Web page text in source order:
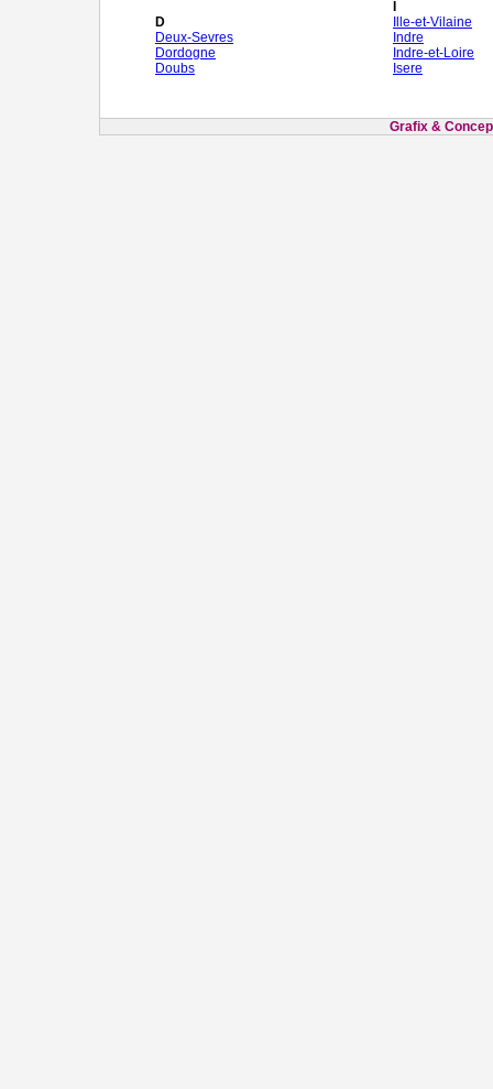
D
Deux-Sevres
Dordogne
Doubs
Ille-et-Vilaine
Indre
Indre-et-Loire
Isere
Grafix &